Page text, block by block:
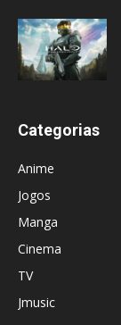
Categorias
Anime
Jogos
Manga
Cinema
TV
Jmusic